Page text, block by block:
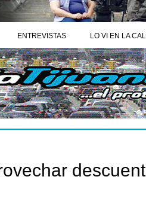
ENTREVISTAS LO VI EN LA